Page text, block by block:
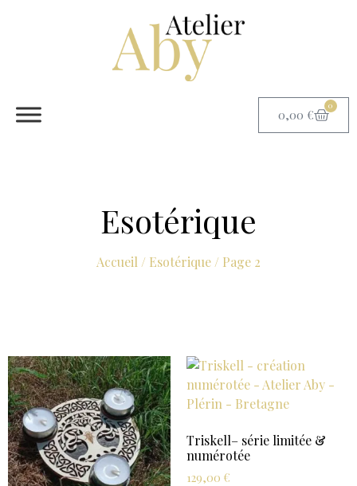
0,00 €
0
Esotérique
Accueil / Esotérique / Page 2
Triskell– série limitée &
numérotée
129,00 €